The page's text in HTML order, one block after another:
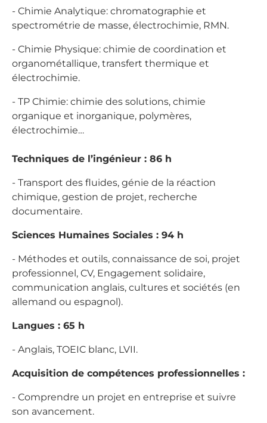
- Chimie Analytique: chromatographie et
spectrométrie de masse, électrochimie, RMN.
- Chimie Physique: chimie de coordination et
organométallique, transfert thermique et
électrochimie.
- TP Chimie: chimie des solutions, chimie
organique et inorganique, polymères,
électrochimie…
Techniques de l’ingénieur : 86 h
- Transport des fluides, génie de la réaction
chimique, gestion de projet, recherche
documentaire.
Sciences Humaines Sociales : 94 h
- Méthodes et outils, connaissance de soi, projet
professionnel, CV, Engagement solidaire,
communication anglais, cultures et sociétés (en
allemand ou espagnol).
Langues : 65 h
- Anglais, TOEIC blanc, LVII.
Acquisition de compétences professionnelles :
- Comprendre un projet en entreprise et suivre
son avancement.